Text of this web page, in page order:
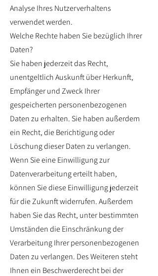
Analyse Ihres Nutzerverhaltens
verwendet werden.
Welche Rechte haben Sie bezüglich Ihrer
Daten?
Sie haben jederzeit das Recht,
unentgeltlich Auskunft über Herkunft,
Empfänger und Zweck Ihrer
gespeicherten personenbezogenen
Daten zu erhalten. Sie haben außerdem
ein Recht, die Berichtigung oder
Löschung dieser Daten zu verlangen.
Wenn Sie eine Einwilligung zur
Datenverarbeitung erteilt haben,
können Sie diese Einwilligung jederzeit
für die Zukunft widerrufen. Außerdem
haben Sie das Recht, unter bestimmten
Umständen die Einschränkung der
Verarbeitung Ihrer personenbezogenen
Daten zu verlangen. Des Weiteren steht
Ihnen ein Beschwerderecht bei der